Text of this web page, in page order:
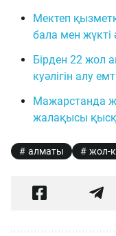
Мектеп
бала мен жүкті
Бірден 22 жол
куәлігін алу
Мажарстанда
жалақысы
алматы жол-